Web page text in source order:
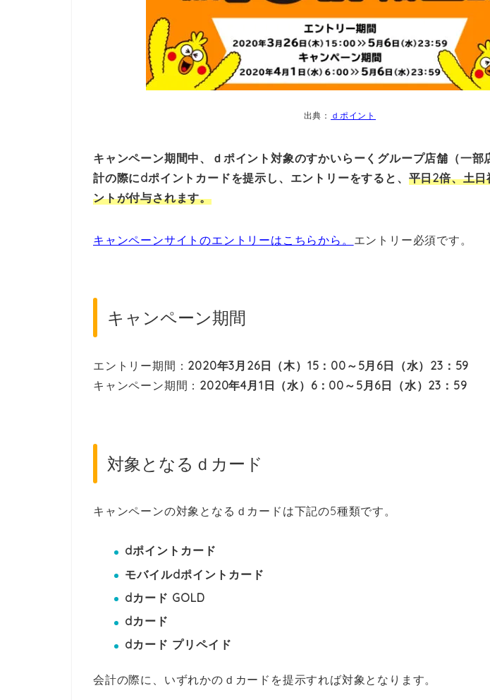
出典： ｄポイント
キャンペーン期間中、ｄポイント対象のすかいらーくグループ店舗（一部
計の際にdポイントカードを提示し、エントリーをすると、 平日2倍、土
ントが付与されます。
キャンペーンサイトのエントリーはこちらから。 エントリー必須です。
キャンペーン期間
エントリー期間： 2020年3月26日（木）15：00～5月6日（水）23：59
キャンペーン期間： 2020年4月1日（水）6：00～5月6日（水）23：59
対象となるｄカード
キャンペーンの対象となるｄカードは下記の5種類です。
dポイントカード
モバイルdポイントカード
dカード GOLD
dカード
dカード プリペイド
会計の際に、いずれかのｄカードを提示すれば対象となります。